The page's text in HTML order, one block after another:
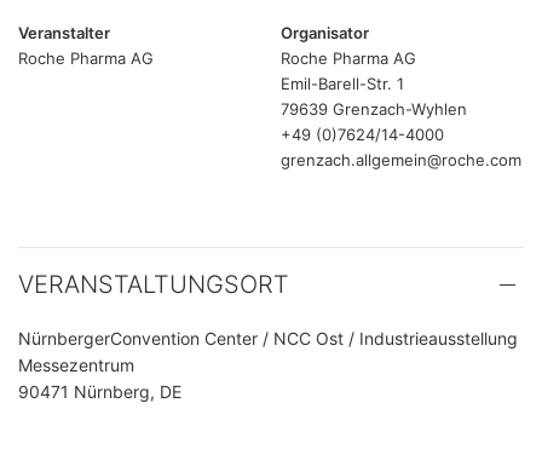
Veranstalter
Roche Pharma AG
Organisator
Roche Pharma AG
Emil-Barell-Str. 1
79639 Grenzach-Wyhlen
+49 (0)7624/14-4000
grenzach.allgemein@roche.com
VERANSTALTUNGSORT
NürnbergerConvention Center / NCC Ost / Industrieausstellung
Messezentrum
90471 Nürnberg, DE